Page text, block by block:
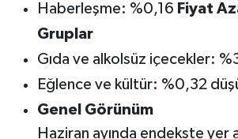
Haberleşme: %0,16 Fiyat
Gruplar
Gıda ve alkolsüz içecekler:
Eğlence ve kültür: %0,32
Genel Görünüm
Haziran ayında endekste yer